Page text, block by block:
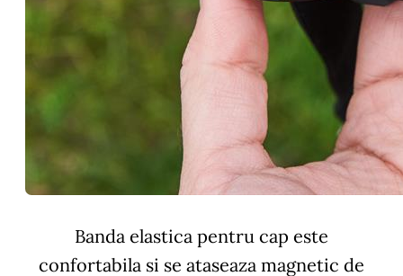
Banda elastica pentru cap este
confortabila si se ataseaza magnetic de